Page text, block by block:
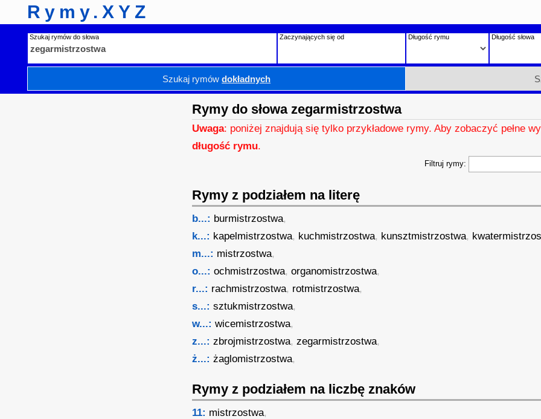
Rymy.XYZ
Szukaj rymów do słowa Zaczynających się od Długość rymu Długość słowa
Szukaj rymówdokładnych
Rymy do słowa zegarmistrzostwa
Uwaga: poniżej znajdują się tylko przykładowe rymy. Aby zobaczyć pełne
długość rymu.
Filtruj rymy:
Rymy z podziałem na literę
b...: burmistrzostwa,
k...: kapelmistrzostwa, kuchmistrzostwa, kunsztmistrzostwa,
m...: mistrzostwa,
o...: ochmistrzostwa,organomistrzostwa,
r...: rachmistrzostwa, rotmistrzostwa,
s...: sztukmistrzostwa,
w...: wicemistrzostwa,
z...: zbrojmistrzostwa,zegarmistrzostwa,
ż...: żaglomistrzostwa,
Rymy z podziałem na liczbę znaków
11: mistrzostwa,